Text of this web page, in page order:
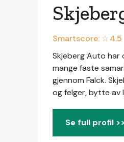
Smartscore: ☆4.5
Skjeberg Auto har
mange faste
gjennom Falck.
og felger, bytte av
Se full profil >>